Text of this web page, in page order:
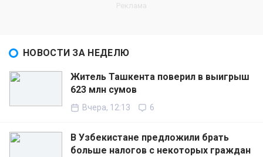
НОВОСТИ ЗА НЕДЕЛЮ
Житель Ташкента поверил в выигрыш
623 млн сумов
Вчера, 12:13 6
В Узбекистане предложили брать
больше налогов с некоторых граждан